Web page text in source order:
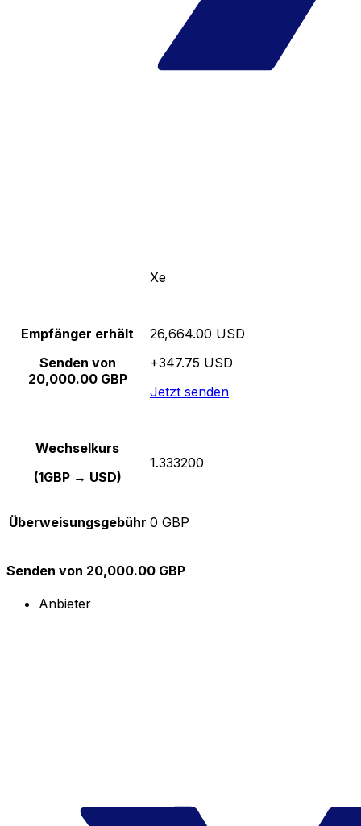
Xe
Empfänger erhält
Senden von
20,000.00 GBP
26,664.00 USD
+347.75 USD
Jetzt senden
Wechselkurs
(1GBP → USD)
1.333200
Überweisungsgebühr 0 GBP
Senden von 20,000.00 GBP
Anbieter